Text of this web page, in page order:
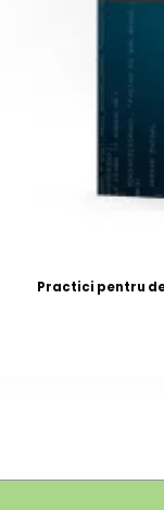
Practici pentru